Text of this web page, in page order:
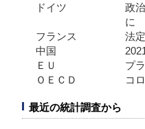
ドイツ
政
に
フランス
法
中国
ＥＵ
プ
ＯＥＣＤ
コ
最近の統計調査から